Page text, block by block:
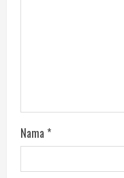
Nama *